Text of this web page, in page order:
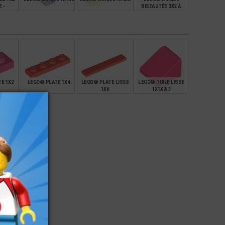
-
BISEAUTÉE 3X2 À
1X2 LEGO® PLATE 1X4
LEGO® PLATE LISSE
1X6
LEGO® TUILE LISSE
1X1X2/3